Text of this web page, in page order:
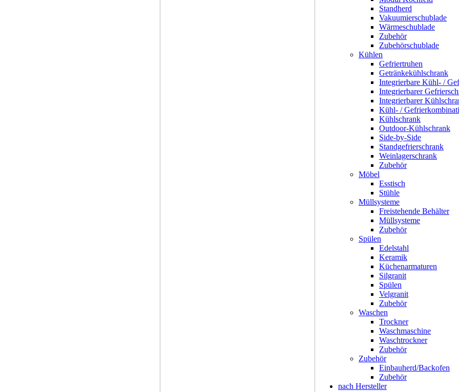
Standherd
Vakuumierschublade
Wärmeschublade
Zubehör
Zubehörschublade
Kühlen
Gefriertruhen
Getränkekühlschrank
Integrierbare Kühl- /
Integrierbarer
Integrierbarer
Kühl- /
Kühlschrank
Outdoor-Kühlschrank
Side-by-Side
Standgefrierschrank
Weinlagerschrank
Zubehör
Möbel
Esstisch
Stühle
Müllsysteme
Freistehende Behälter
Müllsysteme
Zubehör
Spülen
Edelstahl
Keramik
Küchenarmaturen
Silgranit
Spülen
Velgranit
Zubehör
Waschen
Trockner
Waschmaschine
Waschtrockner
Zubehör
Zubehör
Einbauherd/Backofen
Zubehör
nach Hersteller